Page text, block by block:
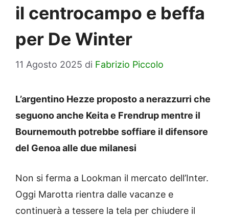
il centrocampo e beffa
per De Winter
11 Agosto 2025 di Fabrizio Piccolo
L’argentino Hezze proposto a nerazzurri che
seguono anche Keita e Frendrup mentre il
Bournemouth potrebbe soffiare il difensore
del Genoa alle due milanesi
Non si ferma a Lookman il mercato dell’Inter.
Oggi Marotta rientra dalle vacanze e
continuerà a tessere la tela per chiudere il